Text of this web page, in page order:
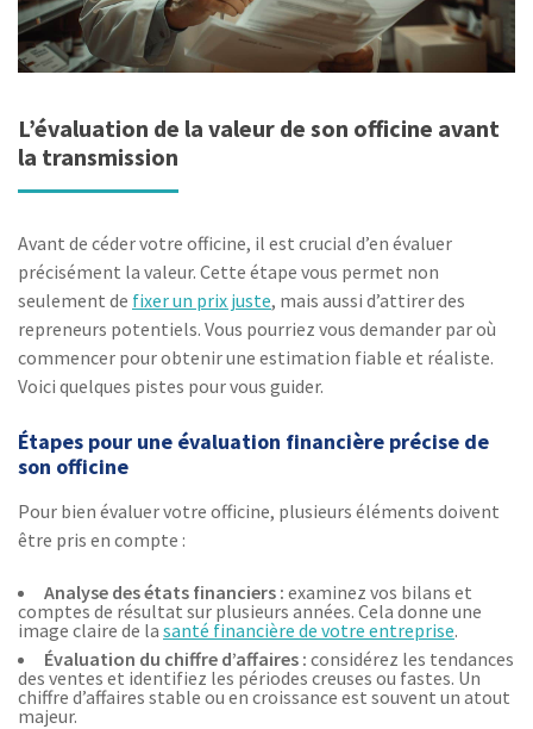
L’évaluation de la valeur de son officine avant
la transmission
Avant de céder votre officine, il est crucial d’en évaluer
précisément la valeur. Cette étape vous permet non
seulement de fixer un prix juste, mais aussi d’attirer des
repreneurs potentiels. Vous pourriez vous demander par où
commencer pour obtenir une estimation fiable et réaliste.
Voici quelques pistes pour vous guider.
Étapes pour une évaluation financière précise de
son officine
Pour bien évaluer votre officine, plusieurs éléments doivent
être pris en compte :
Analyse des états financiers : examinez vos bilans et
comptes de résultat sur plusieurs années. Cela donne une
image claire de la santé financière de votre entreprise.
Évaluation du chiffre d’affaires : considérez les tendances
des ventes et identifiez les périodes creuses ou fastes. Un
chiffre d’affaires stable ou en croissance est souvent un atout
majeur.